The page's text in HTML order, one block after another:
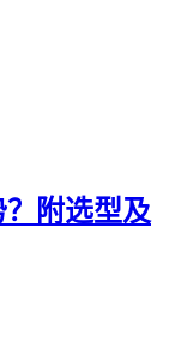
附选型及